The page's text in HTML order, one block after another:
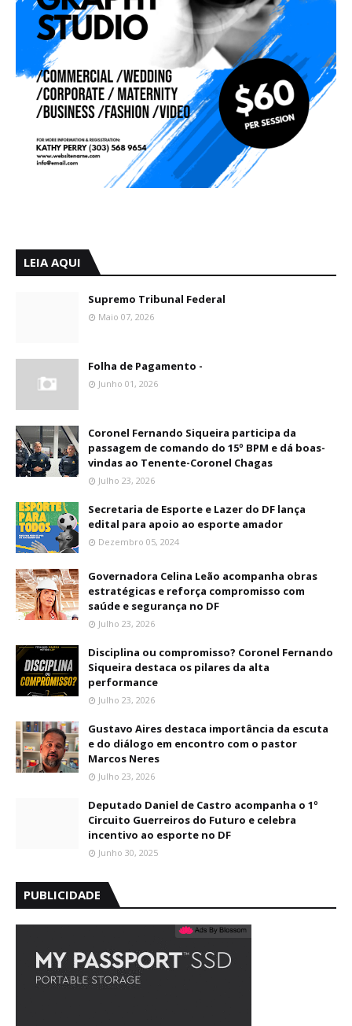
LEIA AQUI
Supremo Tribunal Federal
Maio 07, 2026
Folha de Pagamento -
Junho 01, 2026
Coronel Fernando Siqueira participa da
passagem de comando do 15º BPM e dá boas-
vindas ao Tenente-Coronel Chagas
Julho 23, 2026
Secretaria de Esporte e Lazer do DF lança
edital para apoio ao esporte amador
Dezembro 05, 2024
Governadora Celina Leão acompanha obras
estratégicas e reforça compromisso com
saúde e segurança no DF
Julho 23, 2026
Disciplina ou compromisso? Coronel Fernando
Siqueira destaca os pilares da alta
performance
Julho 23, 2026
Gustavo Aires destaca importância da escuta
e do diálogo em encontro com o pastor
Marcos Neres
Julho 23, 2026
Deputado Daniel de Castro acompanha o 1º
Circuito Guerreiros do Futuro e celebra
incentivo ao esporte no DF
Junho 30, 2025
PUBLICIDADE